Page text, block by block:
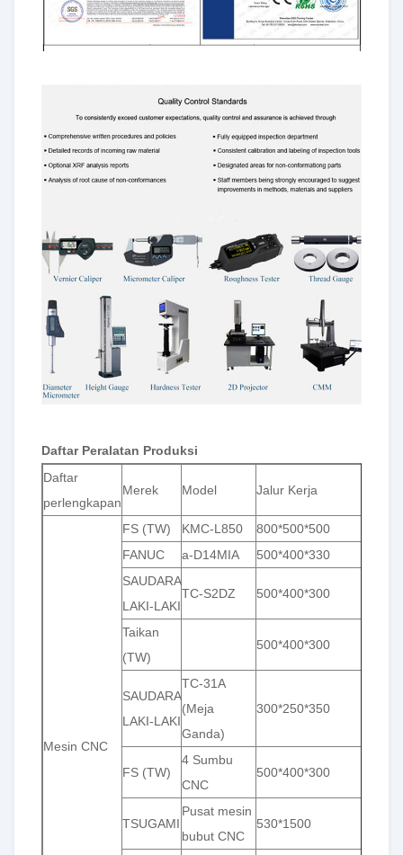
Daftar Peralatan Produksi
Daftar
perlengkapan
Merek Model Jalur Kerja
Mesin CNC
FS (TW) KMC-L850 800*500*500
FANUC
a-D14MIA 500*400*330
SAUDARA
LAKI-LAKI
TC-S2DZ 500*400*300
Taikan
(TW)
500*400*300
SAUDARA
LAKI-LAKI
TC-31A
(Meja
Ganda)
300*250*350
FS (TW)
4 Sumbu
CNC
500*400*300
TSUGAMI
Pusat mesin
bubut CNC
530*1500